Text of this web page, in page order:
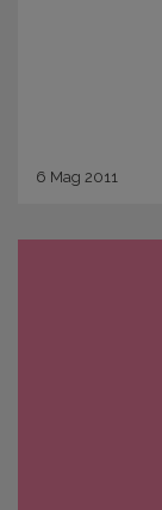
6 Mag 2011